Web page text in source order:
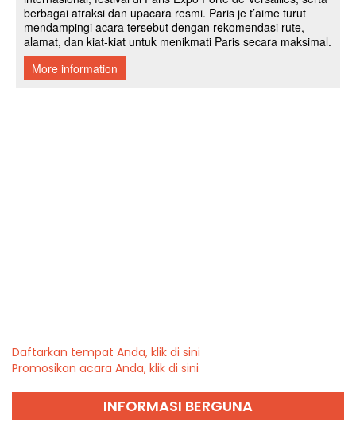
Daftarkan tempat Anda, klik di sini
Promosikan acara Anda, klik di sini
INFORMASI BERGUNA